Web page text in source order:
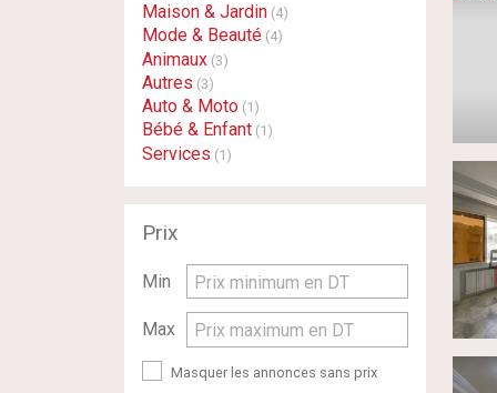
Maison & Jardin (4)
Mode & Beauté (4)
Animaux (3)
Autres (3)
Auto & Moto (1)
Bébé & Enfant (1)
Services (1)
Prix
Min Prix minimum en DT
Max Prix maximum en DT
Masquer les annonces sans prix